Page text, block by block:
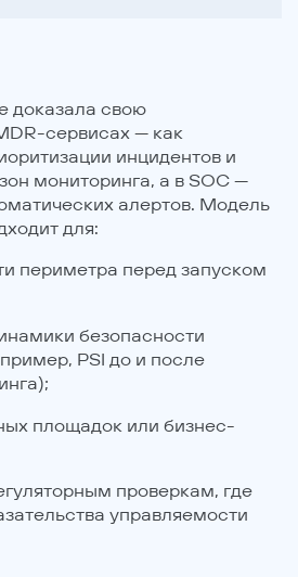
доказала свою
сервисах — как
инцидентов и
мониторинга, а в SOC —
алертов. Модель
для:
периметра перед запуском
безопасности
PSI до и после
площадок или бизнес-
проверкам, где
управляемости